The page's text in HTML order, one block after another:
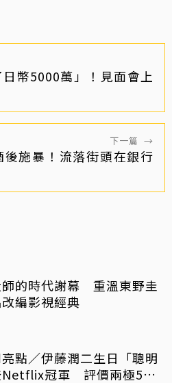
幣5000萬」！見面會上
下一篇 →
施暴！流落街頭在銀行
的時代謝幕 重溫東野圭
編影視經典
點／伊藤潤二生日「聰明
Netflix冠軍 評價兩極5大